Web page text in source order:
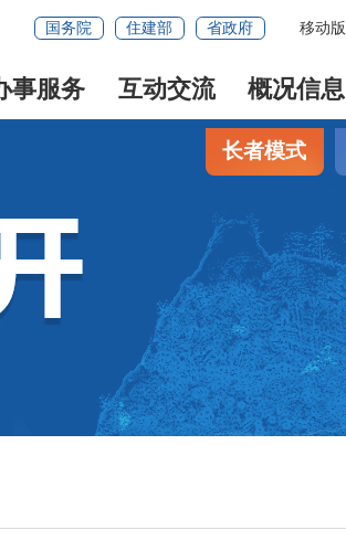
国务院 住建部 省政府 移动版
事服务 互动交流 概况信息
长者模式